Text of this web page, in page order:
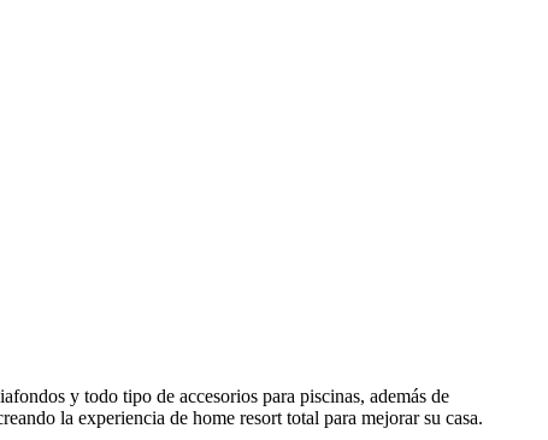
y todo tipo de accesorios para piscinas, además de
la experiencia de home resort total para mejorar su casa.